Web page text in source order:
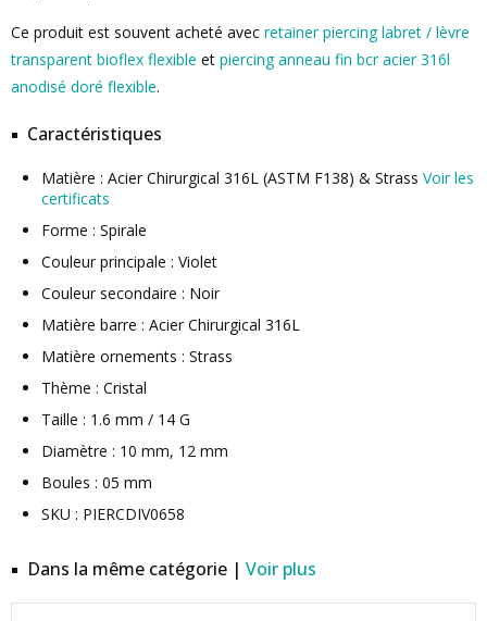
Ce produit est souvent acheté avec retainer piercing labret / lèvre
transparent bioflex flexible et piercing anneau fin bcr acier 316l
anodisé doré flexible.
Caractéristiques
Matière : Acier Chirurgical 316L (ASTM F138) & Strass Voir les
certificats
Forme : Spirale
Couleur principale : Violet
Couleur secondaire : Noir
Matière barre : Acier Chirurgical 316L
Matière ornements : Strass
Thème : Cristal
Taille : 1.6 mm / 14 G
Diamètre : 10 mm, 12 mm
Boules : 05 mm
SKU : PIERCDIV0658
Dans la même catégorie | Voir plus